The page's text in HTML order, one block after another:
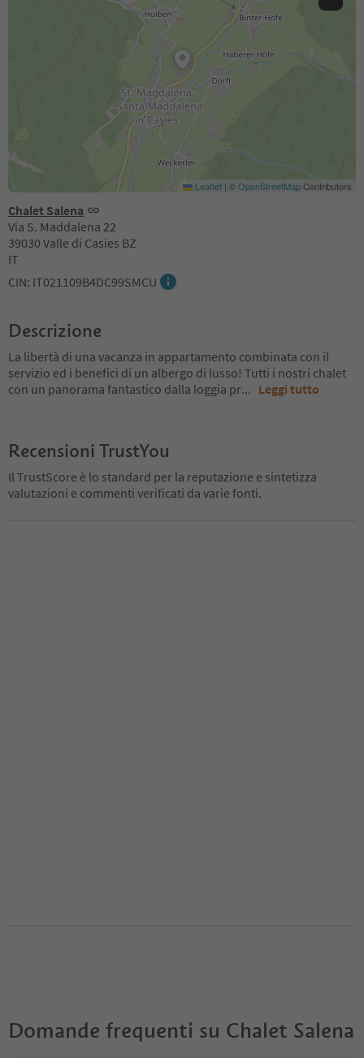
Chalet Salena
Via S. Maddalena 22
39030 Valle di Casies BZ
IT
CIN: IT021109B4DC99SMCU
Leaflet | ©OpenStreetMapContributors
Descrizione
La libertà di una vacanza in appartamento combinata con il
servizio ed i benefici di un albergo di lusso! Tutti i nostri chalet
con un panorama fantastico dalla loggia pr... Leggi tutto
Recensioni TrustYou
Il TrustScore è lo standard per la reputazione e sintetizza
valutazioni e commenti verificati da varie fonti.
Domande frequenti su Chalet Salena